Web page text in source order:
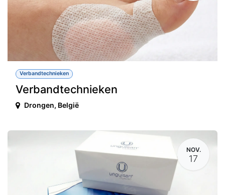
Verbandtechnieken
Verbandtechnieken
Drongen, België
NOV.
17